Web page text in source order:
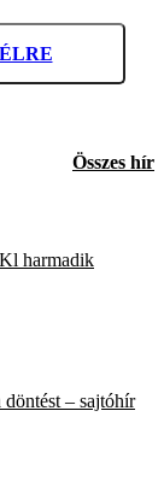
Összes hír
harmadik
– sajtóhír